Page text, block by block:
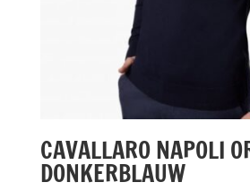
CAVALLARO NAPOLI
DONKERBLAUW